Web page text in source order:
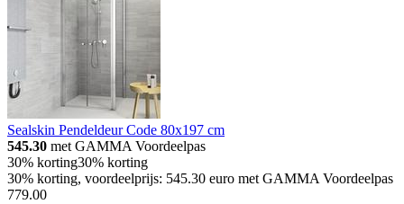
Sealskin Pendeldeur Code 80x197 cm
545.30 met GAMMA Voordeelpas
30% korting30% korting
30% korting, voordeelprijs: 545.30 euro met GAMMA Voordeelpas
779.00